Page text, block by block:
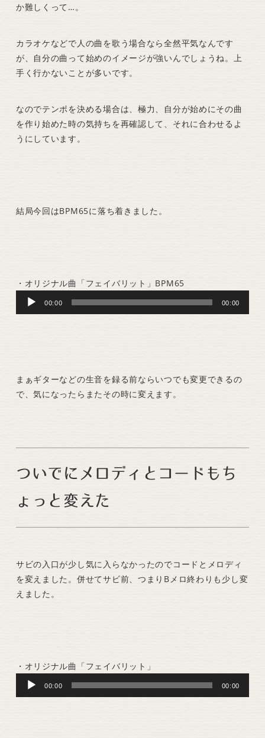
か難しくって…。
カラオケなどで人の曲を歌う場合なら全然平気なんです
が、自分の曲って始めのイメージが強いんでしょうね。上
手く行かないことが多いです。
なのでテンポを決める場合は、極力、自分が始めにその曲
を作り始めた時の気持ちを再確認して、それに合わせるよ
うにしています。
結局今回はBPM65に落ち着きました。
・オリジナル曲「フェイバリット」BPM65
Audio
Player
00:00 00:00
まぁギターなどの生音を録る前ならいつでも変更できるの
で、気になったらまたその時に変えます。
ついでにメロディとコードもち
ょっと変えた
サビの入口が少し気に入らなかったのでコードとメロディ
を変えました。併せてサビ前、つまりBメロ終わりも少し変
えました。
・オリジナル曲「フェイバリット」
Audio
Player
00:00 00:00